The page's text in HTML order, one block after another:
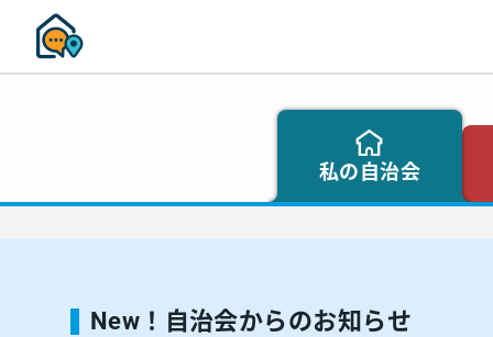
私の自治会
New！自治会からのお知らせ